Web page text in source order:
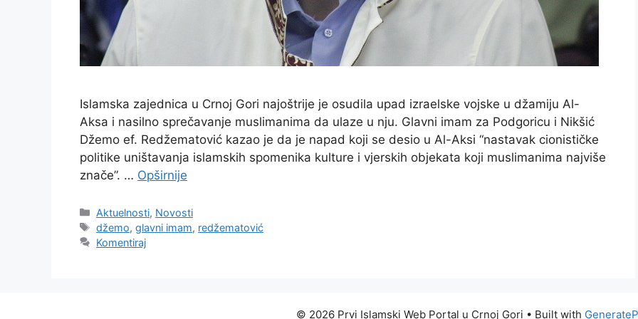
Islamska zajednica u Crnoj Gori najoštrije je osudila upad izraelske vojske u džamiju Al-
Aksa i nasilno sprečavanje muslimanima da ulaze u nju. Glavni imam za Podgoricu i Nikšić
Džemo ef. Redžematović kazao je da je napad koji se desio u Al-Aksi “nastavak cionističke
politike uništavanja islamskih spomenika kulture i vjerskih objekata koji muslimanima najviše
znače”. … Opširnije
Kategorije
Aktuelnosti, Novosti
Oznake
džemo,glavni imam, redžematović
Komentiraj
© 2026 Prvi Islamski Web Portal u Crnoj Gori • Built with